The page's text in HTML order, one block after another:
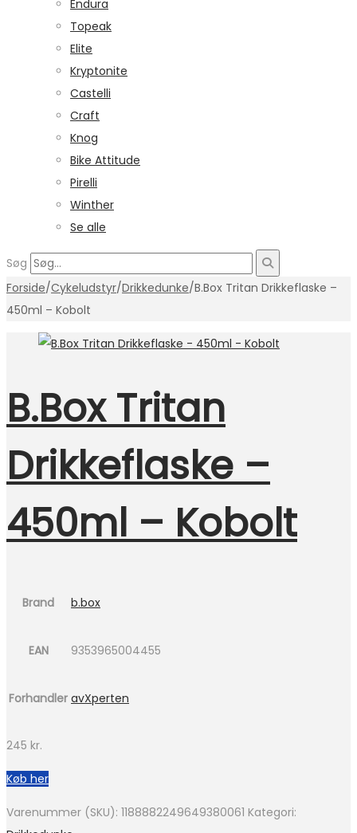
Endura
Topeak
Elite
Kryptonite
Castelli
Craft
Knog
Bike Attitude
Pirelli
Winther
Se alle
Søg
Forside/Cykeludstyr/Drikkedunke/B.Box Tritan Drikkeflaske –
450ml – Kobolt
B.Box Tritan
Drikkeflaske –
450ml – Kobolt
Brand b.box
EAN 9353965004455
Forhandler avXperten
245 kr.
Køb her
Varenummer (SKU): 1188882249649380061 Kategori: